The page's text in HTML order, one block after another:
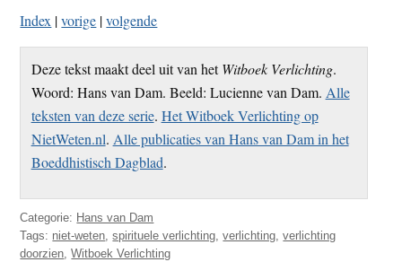
Index |vorige |volgende
Deze tekst maakt deel uit van hetWitboek Verlichting.
Woord: Hans van Dam. Beeld: Lucienne van Dam. Alle
teksten van deze serie. Het Witboek Verlichting op
NietWeten.nl. Alle publicaties van Hans van Dam in het
Boeddhistisch Dagblad.
Categorie: Hans van Dam
Tags: niet-weten,spirituele verlichting,verlichting,verlichting
doorzien,Witboek Verlichting